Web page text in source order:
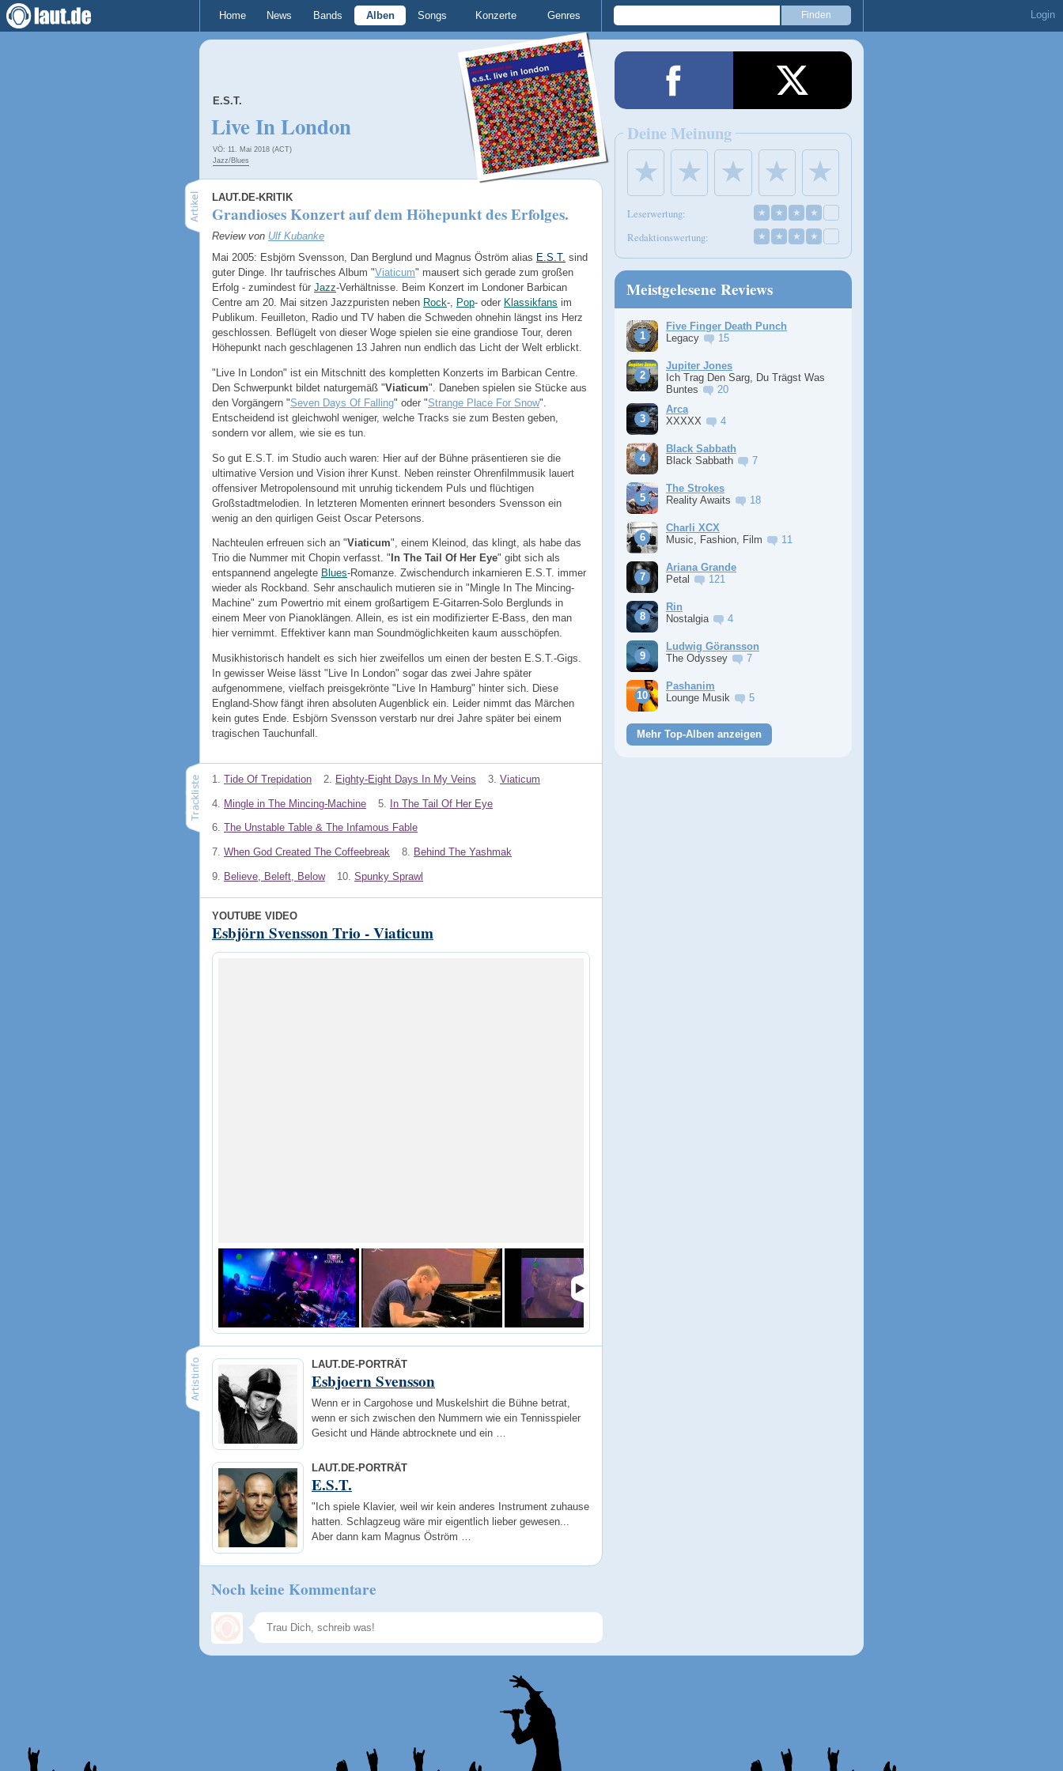
Home News Bands Alben Songs Konzerte Genres Login
E.S.T.
Live In London
VÖ: 11. Mai 2018 (ACT)
Jazz/Blues
LAUT.DE-KRITIK
Grandioses Konzert auf dem Höhepunkt des Erfolges.
Review von Ulf Kubanke
Mai 2005: Esbjörn Svensson, Dan Berglund und Magnus Öström alias E.S.T. sind
guter Dinge. Ihr taufrisches Album "Viaticum" mausert sich gerade zum großen
Erfolg - zumindest für Jazz-Verhältnisse. Beim Konzert im Londoner Barbican
Centre am 20. Mai sitzen Jazzpuristen neben Rock-, Pop- oder Klassikfans im
Publikum. Feuilleton, Radio und TV haben die Schweden ohnehin längst ins Herz
geschlossen. Beflügelt von dieser Woge spielen sie eine grandiose Tour, deren
Höhepunkt nach geschlagenen 13 Jahren nun endlich das Licht der Welt erblickt.
"Live In London" ist ein Mitschnitt des kompletten Konzerts im Barbican Centre.
Den Schwerpunkt bildet naturgemäß "Viaticum". Daneben spielen sie Stücke aus
den Vorgängern "Seven Days Of Falling" oder "Strange Place For Snow".
Entscheidend ist gleichwohl weniger, welche Tracks sie zum Besten geben,
sondern vor allem, wie sie es tun.
So gut E.S.T. im Studio auch waren: Hier auf der Bühne präsentieren sie die
ultimative Version und Vision ihrer Kunst. Neben reinster Ohrenfilmmusik lauert
offensiver Metropolensound mit unruhig tickendem Puls und flüchtigen
Großstadtmelodien. In letzteren Momenten erinnert besonders Svensson ein
wenig an den quirligen Geist Oscar Petersons.
Nachteulen erfreuen sich an "Viaticum", einem Kleinod, das klingt, als habe das
Trio die Nummer mit Chopin verfasst. " In The Tail Of Her Eye" gibt sich als
entspannend angelegte Blues-Romanze. Zwischendurch inkarnieren E.S.T. immer
wieder als Rockband. Sehr anschaulich mutieren sie in "Mingle In The Mincing-
Machine" zum Powertrio mit einem großartigem E-Gitarren-Solo Berglunds in
einem Meer von Pianoklängen. Allein, es ist ein modifizierter E-Bass, den man
hier vernimmt. Effektiver kann man Soundmöglichkeiten kaum ausschöpfen.
Musikhistorisch handelt es sich hier zweifellos um einen der besten E.S.T.-Gigs.
In gewisser Weise lässt "Live In London" sogar das zwei Jahre später
aufgenommene, vielfach preisgekrönte "Live In Hamburg" hinter sich. Diese
England-Show fängt ihren absoluten Augenblick ein. Leider nimmt das Märchen
kein gutes Ende. Esbjörn Svensson verstarb nur drei Jahre später bei einem
tragischen Tauchunfall.
1. Tide Of Trepidation 2. Eighty-Eight Days In My Veins 3. Viaticum
4. Mingle in The Mincing-Machine 5. In The Tail Of Her Eye
6. The Unstable Table & The Infamous Fable
7. When God Created The Coffeebreak 8. Behind The Yashmak
9. Believe, Beleft, Below 10. Spunky Sprawl
YOUTUBE VIDEO
Esbjörn Svensson Trio - Viaticum
LAUT.DE-PORTRÄT
Esbjoern Svensson
Wenn er in Cargohose und Muskelshirt die Bühne betrat,
wenn er sich zwischen den Nummern wie ein Tennisspieler
Gesicht und Hände abtrocknete und ein …
LAUT.DE-PORTRÄT
E.S.T.
"Ich spiele Klavier, weil wir kein anderes Instrument zuhause
hatten. Schlagzeug wäre mir eigentlich lieber gewesen...
Aber dann kam Magnus Öström …
Noch keine Kommentare
Speichern
Deine Meinung
★ ★ ★ ★ ★
Leserwertung: ★ ★ ★ ★
Redaktionswertung: ★ ★ ★ ★
Meistgelesene Reviews
Five Finger Death Punch
Legacy
15
Jupiter Jones
Ich Trag Den Sarg, Du Trägst Was
Buntes
20
Arca
XXXXX
4
Black Sabbath
Black Sabbath
7
The Strokes
Reality Awaits
18
Charli XCX
Music, Fashion, Film
11
Ariana Grande
Petal
121
Rin
Nostalgia
4
Ludwig Göransson
The Odyssey
7
Pashanim
Lounge Musik
5
Mehr Top-Alben anzeigen